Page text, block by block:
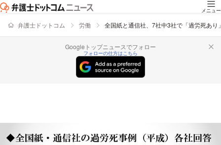
メニュー
弁護士ドットコム 労働 全国紙と通信社、7社中3社で「過労死あ
Googleトップニュースでフォロー
フォローの仕方はこちら